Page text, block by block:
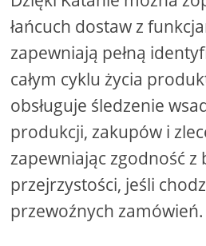
łańcuch dostaw z
zapewniają pełną
całym cyklu życia
obsługuje śledzenie
produkcji, zakupów i
zapewniając zgodność z
przejrzystości, jeśli
przewoźnych zamówień.